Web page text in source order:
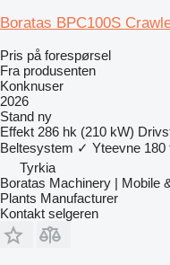
Boratas BPC100S
Pris på forespørsel
Fra produsenten
Konknuser
2026
Stand ny
Effekt 286 hk (210 kW)
Beltesystem ✓ Yteevne 180
Tyrkia
Boratas Machinery | Mobile
Plants Manufacturer
Kontakt selgeren